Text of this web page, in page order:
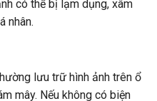
có thể bị lạm dụng, xâm
nhân.
lưu trữ hình ảnh trên ổ
mây. Nếu không có biện